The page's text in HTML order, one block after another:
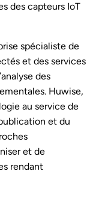
des capteurs IoT
spécialiste de
et des services
des
Huwise,
au service de
et du
et de
rendant